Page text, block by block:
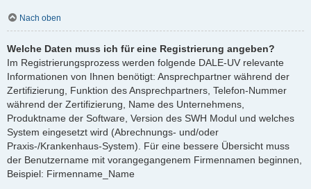
Nach oben
Welche Daten muss ich für eine Registrierung angeben?
Im Registrierungsprozess werden folgende DALE-UV relevante
Informationen von Ihnen benötigt: Ansprechpartner während der
Zertifizierung, Funktion des Ansprechpartners, Telefon-Nummer
während der Zertifizierung, Name des Unternehmens,
Produktname der Software, Version des SWH Modul und welches
System eingesetzt wird (Abrechnungs- und/oder
Praxis-/Krankenhaus-System). Für eine bessere Übersicht muss
der Benutzername mit vorangegangenem Firmennamen beginnen,
Beispiel: Firmenname_Name